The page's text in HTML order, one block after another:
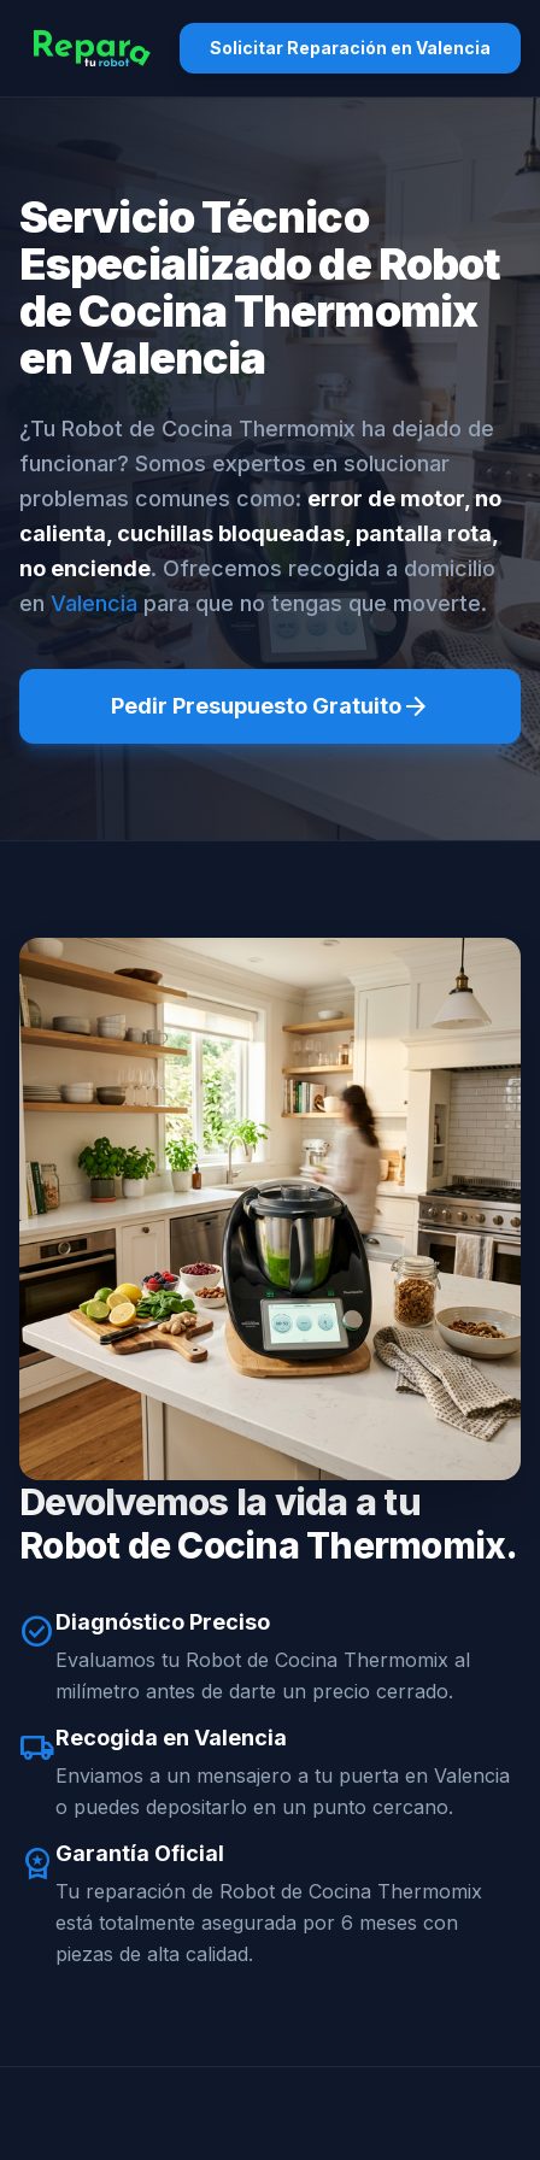
Solicitar Reparación en Valencia
Servicio Técnico
Especializado de Robot
de Cocina Thermomix
en Valencia
¿Tu Robot de Cocina Thermomix ha dejado de
funcionar? Somos expertos en solucionar
problemas comunes como:error de motor, no
calienta, cuchillas bloqueadas, pantalla rota,
no enciende. Ofrecemos recogida a domicilio
en Valencia para que no tengas que moverte.
Pedir Presupuesto Gratuitoarrow_forward
Devolvemos la vida a tu
Robot de Cocina Thermomix.
check_circleDiagnóstico Preciso
Evaluamos tu Robot de Cocina Thermomix al
milímetro antes de darte un precio cerrado.
local_shippingRecogida en Valencia
Enviamos a un mensajero a tu puerta en Valencia
o puedes depositarlo en un punto cercano.
workspace_premium Garantía Oficial
Tu reparación de Robot de Cocina Thermomix
está totalmente asegurada por 6 meses con
piezas de alta calidad.